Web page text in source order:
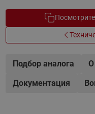
Подбор аналога О
Документация